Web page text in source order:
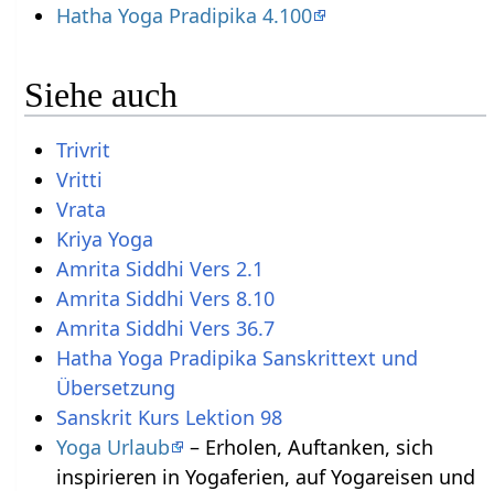
Hatha Yoga Pradipika 4.100
Siehe auch
Trivrit
Vritti
Vrata
Kriya Yoga
Amrita Siddhi Vers 2.1
Amrita Siddhi Vers 8.10
Amrita Siddhi Vers 36.7
Hatha Yoga Pradipika Sanskrittext und
Übersetzung
Sanskrit Kurs Lektion 98
Yoga Urlaub
– Erholen, Auftanken, sich
inspirieren in Yogaferien, auf Yogareisen und